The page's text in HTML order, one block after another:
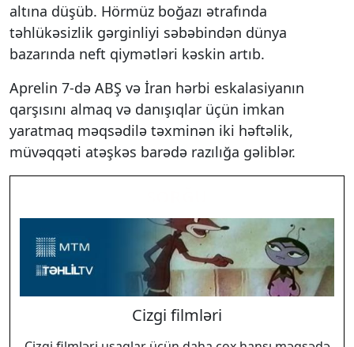
altına düşüb. Hörmüz boğazı ətrafında
təhlükəsizlik gərginliyi səbəbindən dünya
bazarında neft qiymətləri kəskin artıb.
Aprelin 7-də ABŞ və İran hərbi eskalasiyanın
qarşısını almaq və danışıqlar üçün imkan
yaratmaq məqsədilə təxminən iki həftəlik,
müvəqqəti atəşkəs barədə razılığa gəliblər.
Cizgi filmləri